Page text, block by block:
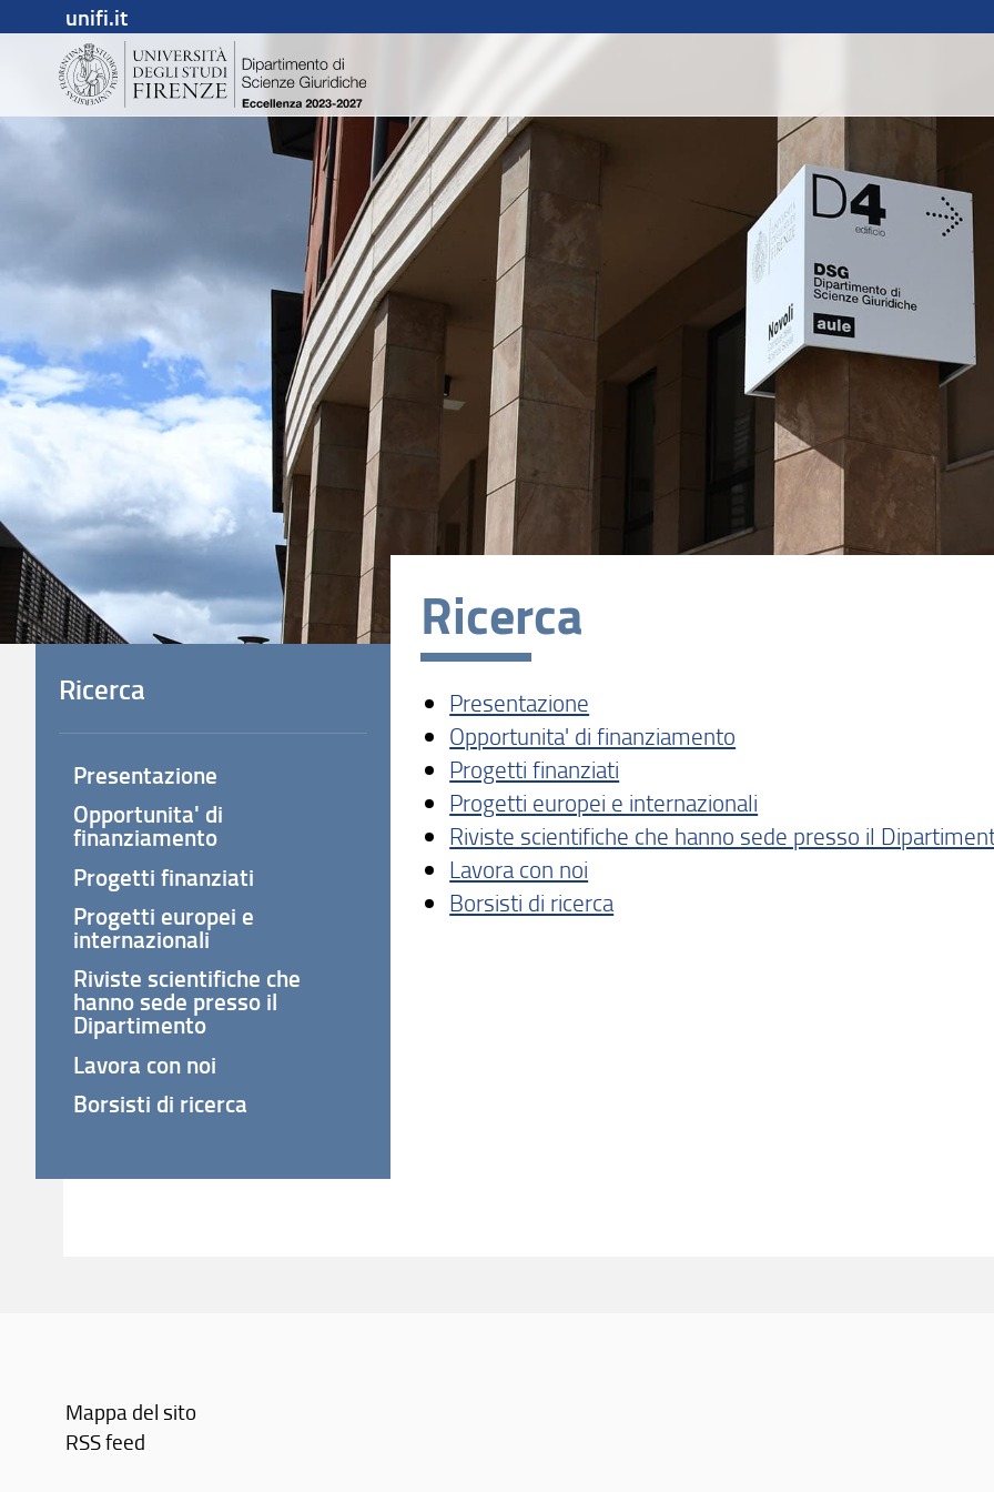
unifi.it
Ricerca
Presentazione
Opportunita' di finanziamento
Progetti finanziati
Progetti europei e internazionali
Riviste scientifiche che hanno sede presso il
Lavora con noi
Borsisti di ricerca
Ricerca
Presentazione
Opportunita' di
finanziamento
Progetti finanziati
Progetti europei e
internazionali
Riviste scientifiche che
hanno sede presso il
Dipartimento
Lavora con noi
Borsisti di ricerca
Mappa del sito
RSS feed